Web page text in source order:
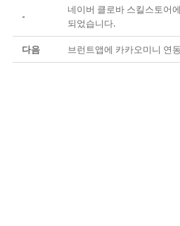
-
네이버 클로바 스킬스토어
되었습니다.
다음 브런트앱에 카카오미니 연